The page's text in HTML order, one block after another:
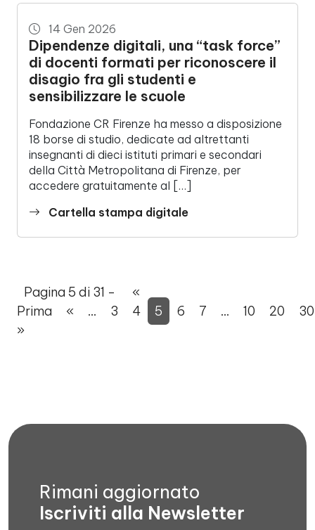
14 Gen 2026
Dipendenze digitali, una “task force”
di docenti formati per riconoscere il
disagio fra gli studenti e
sensibilizzare le scuole
Fondazione CR Firenze ha messo a disposizione
18 borse di studio, dedicate ad altrettanti
insegnanti di dieci istituti primari e secondari
della Città Metropolitana di Firenze, per
accedere gratuitamente al […]
Cartella stampa digitale
Pagina 5 di 31 -
«
Prima
« ... 3 4 5 6 7 ... 10 20
30
»
Rimani aggiornato
Iscriviti alla Newsletter